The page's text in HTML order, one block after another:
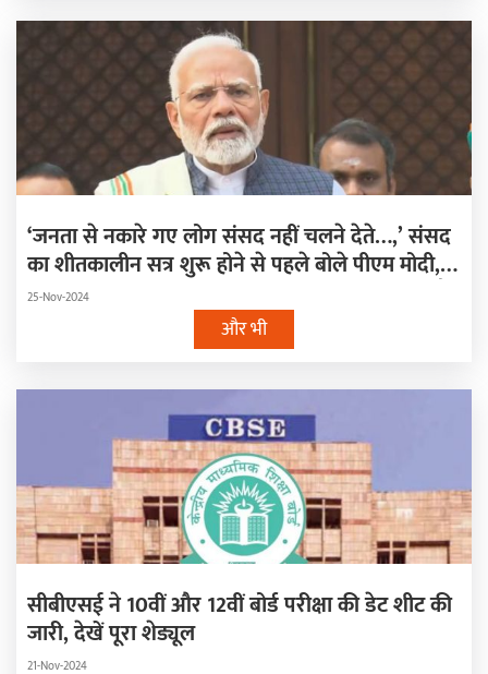
‘जनता से नकारे गए लोग संसद नहीं चलने देते…,’ संसद
का शीतकालीन सत्र शुरू होने से पहले बोले पीएम मोदी,
कहा- स्वार्थ के लिए संसद में मुठ्ठीभर लोग हुडदंग करते हैं
25-Nov-2024
और भी
सीबीएसई ने 10वीं और 12वीं बोर्ड परीक्षा की डेट शीट की
जारी, देखें पूरा शेड्यूल
21-Nov-2024